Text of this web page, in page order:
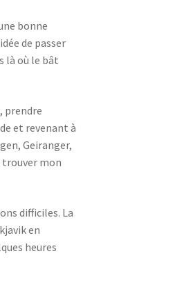
bonne
de passer
là où le bât
prendre
et revenant à
Geiranger,
trouver mon
difficiles. La
en
heures